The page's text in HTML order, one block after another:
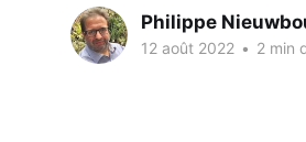
Philippe
12 août 2022 • 2 min